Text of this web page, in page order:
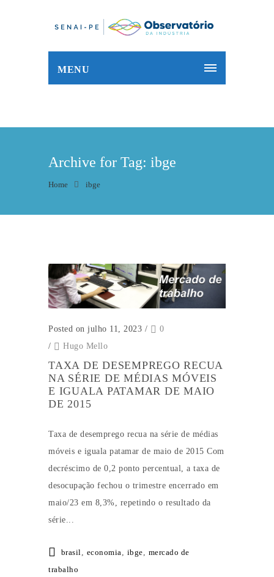
MENU
Archive for Tag: ibge
Home ibge
Posted on julho 11, 2023 /
0
/
Hugo Mello
TAXA DE DESEMPREGO RECUA
NA SÉRIE DE MÉDIAS MÓVEIS
E IGUALA PATAMAR DE MAIO
DE 2015
Taxa de desemprego recua na série de médias
móveis e iguala patamar de maio de 2015 Com
decréscimo de 0,2 ponto percentual, a taxa de
desocupação fechou o trimestre encerrado em
maio/23 em 8,3%, repetindo o resultado da
série...
brasil economia ibge
mercado de
trabalho